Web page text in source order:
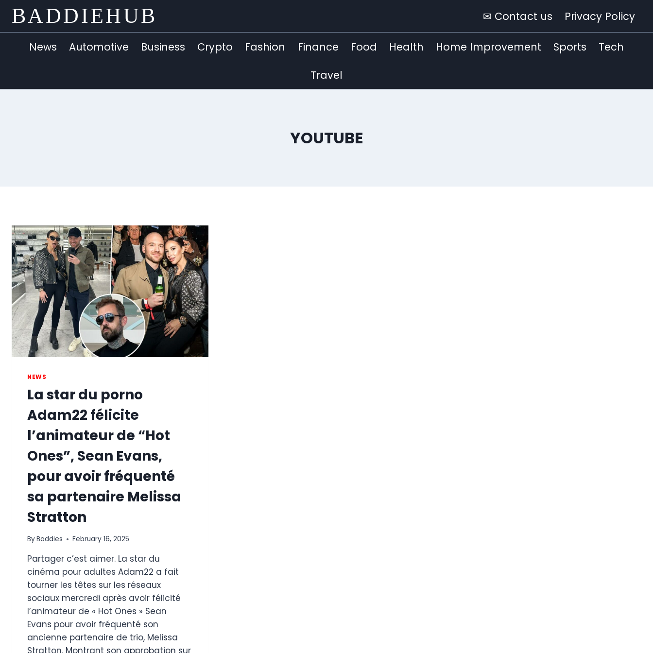
Skip
content
BADDIEHUB ✉ Contact us Privacy Policy
News Automotive Business Crypto Fashion Finance Food Health Home Improvement Sports Tech
Travel
YOUTUBE
NEWS
La star du porno
Adam22 félicite
l’animateur de “Hot
Ones”, Sean Evans,
pour avoir fréquenté
sa partenaire Melissa
Stratton
ByBaddies February 16, 2025
Partager c’est aimer. La star du
cinéma pour adultes Adam22 a fait
tourner les têtes sur les réseaux
sociaux mercredi après avoir félicité
l’animateur de « Hot Ones » Sean
Evans pour avoir fréquenté son
ancienne partenaire de trio, Melissa
Stratton. Montrant son approbation sur